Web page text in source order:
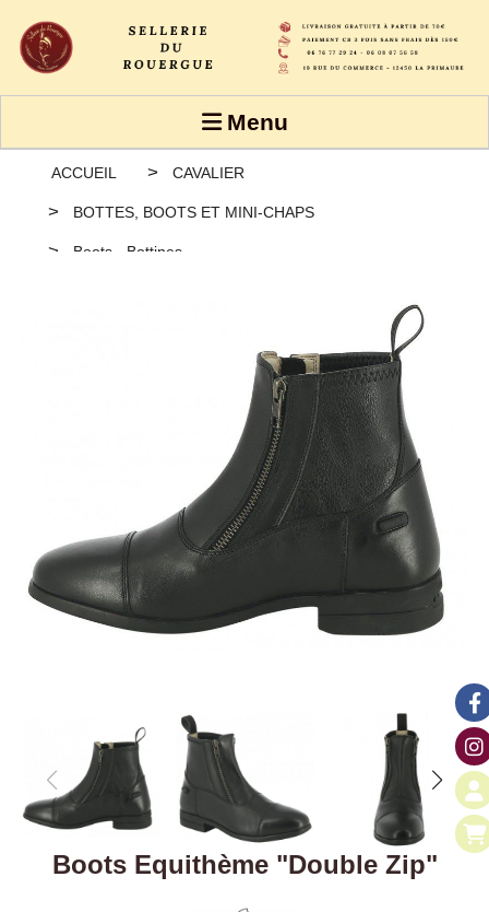
Menu
ACCUEIL CAVALIER
BOTTES, BOOTS ET MINI-CHAPS
Boots - Bottines
Boots Equithème "Double Zip"